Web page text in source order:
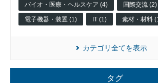
そ
の
他
バイオ・医療・ヘルスケア (4) 国際交流 (2)
電子機器・装置 (1) IT (1) 素材・材料
カテゴリ全てを表示
タグ